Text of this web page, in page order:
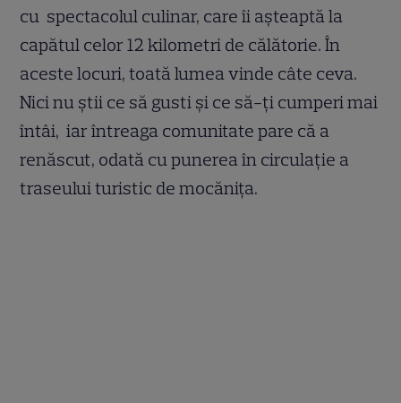
cu spectacolul culinar, care îi așteaptă la
capătul celor 12 kilometri de călătorie. În
aceste locuri, toată lumea vinde câte ceva.
Nici nu știi ce să gusti și ce să-ți cumperi mai
întâi, iar întreaga comunitate pare că a
renăscut, odată cu punerea în circulație a
traseului turistic de mocănița.